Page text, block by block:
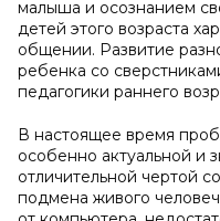
малыша и осознанием
детей этого возраста
общении. Развитие
ребенка со
педагогики раннего
В настоящее время
особенно актуальной и
отличительной чертой
подмена живого